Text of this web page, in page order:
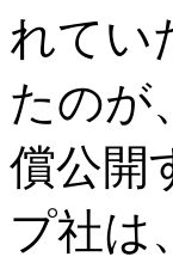
れてい
たのが
償公開
プ社は